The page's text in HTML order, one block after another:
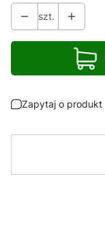
szt.
Zapytaj o produkt